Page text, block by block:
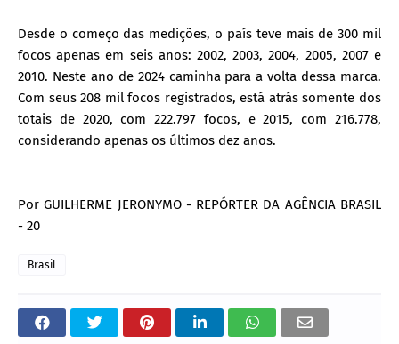
Desde o começo das medições, o país teve mais de 300 mil
focos apenas em seis anos: 2002, 2003, 2004, 2005, 2007 e
2010. Neste ano de 2024 caminha para a volta dessa marca.
Com seus 208 mil focos registrados, está atrás somente dos
totais de 2020, com 222.797 focos, e 2015, com 216.778,
considerando apenas os últimos dez anos.
Por GUILHERME JERONYMO - REPÓRTER DA AGÊNCIA BRASIL
- 20
Brasil